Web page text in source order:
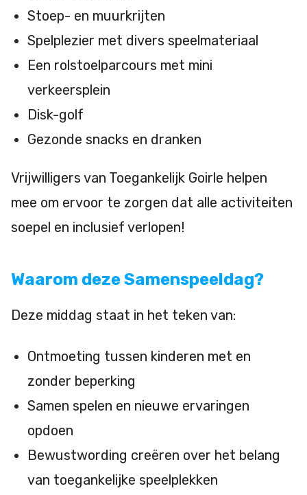
Stoep- en muurkrijten
Spelplezier met divers speelmateriaal
Een rolstoelparcours met mini
verkeersplein
Disk-golf
Gezonde snacks en dranken
Vrijwilligers van Toegankelijk Goirle helpen
mee om ervoor te zorgen dat alle activiteiten
soepel en inclusief verlopen!
Waarom deze Samenspeeldag?
Deze middag staat in het teken van:
Ontmoeting tussen kinderen met en
zonder beperking
Samen spelen en nieuwe ervaringen
opdoen
Bewustwording creëren over het belang
van toegankelijke speelplekken